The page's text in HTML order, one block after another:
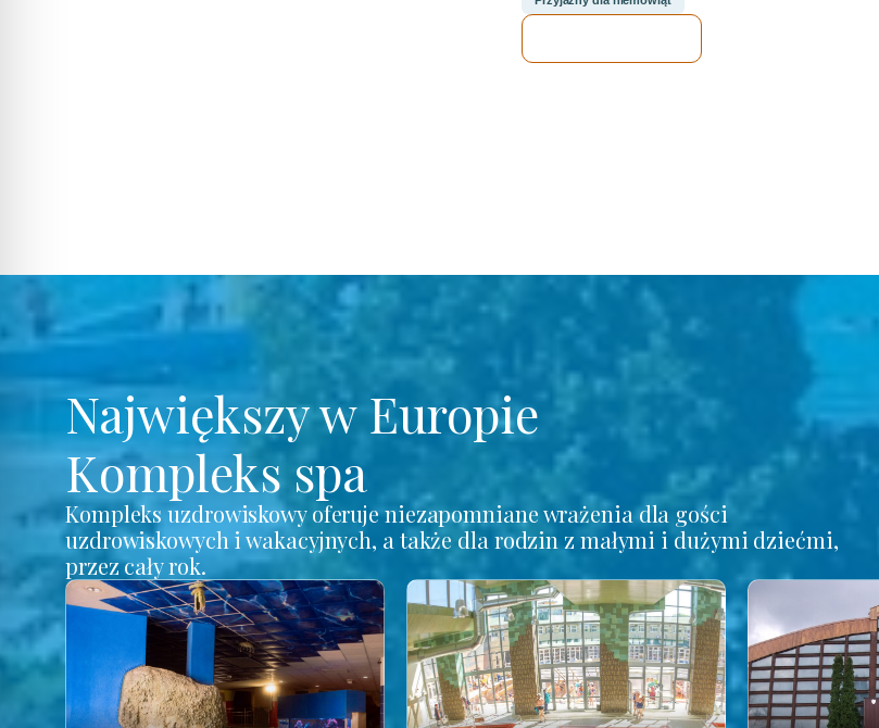
Największy w Europie
Kompleks spa
Kompleks uzdrowiskowy oferuje niezapomniane wrażenia dla gości
uzdrowiskowych i wakacyjnych, a także dla rodzin z małymi i dużymi dziećmi,
przez cały rok.